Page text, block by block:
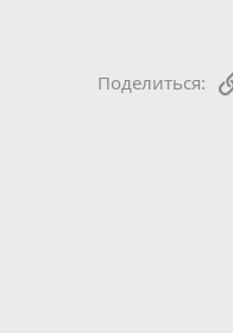
Поделиться: